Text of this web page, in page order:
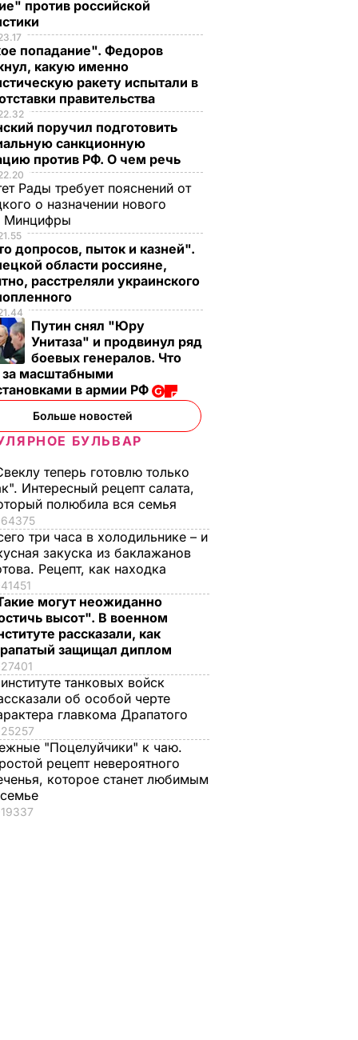
против российской
попадание". Федоров
какую именно
ракету испытали в
правительства
поручил подготовить
санкционную
против РФ. О чем речь
Рады требует пояснений от
о назначении нового
Минцифры
допросов, пыток и казней".
области россияне,
расстреляли украинского
Путин снял "Юру
Унитаза" и продвинул ряд
боевых генералов. Что
за масштабными
в армии РФ
Больше новостей
БУЛЬВАР
теперь готовлю только
Интересный рецепт салата,
полюбила вся семья
64375
три часа в холодильнике – и
закуска из баклажанов
Рецепт, как находка
41451
могут неожиданно
высот". В военном
рассказали, как
защищал диплом
27401
танковых войск
об особой черте
главкома Драпатого
25257
"Поцелуйчики" к чаю.
рецепт невероятного
которое станет любимым
19337